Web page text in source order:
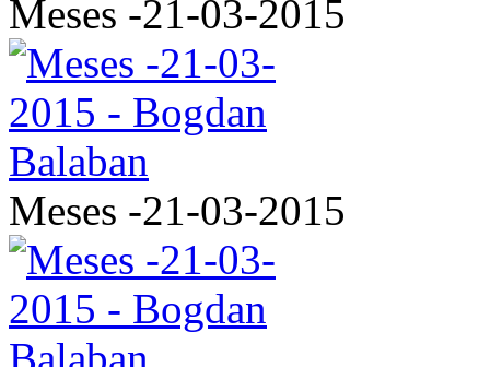
Meses -21-03-2015
Meses -21-03-2015